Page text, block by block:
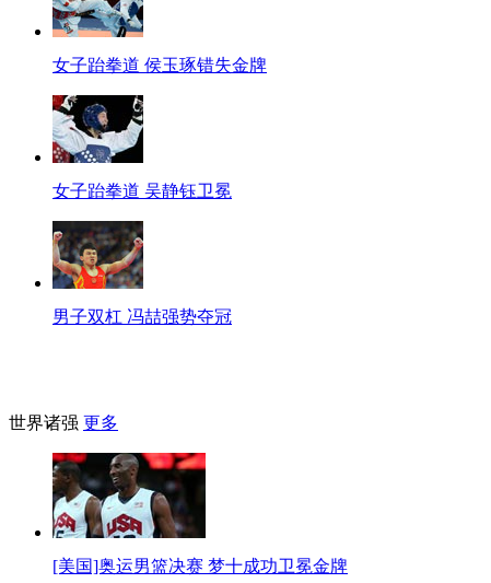
女子跆拳道 侯玉琢错失金牌
女子跆拳道 吴静钰卫冕
男子双杠 冯喆强势夺冠
世界诸强 更多
[美国]奥运男篮决赛 梦十成功卫冕金牌